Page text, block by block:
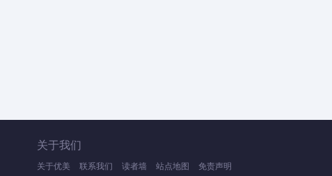
关于我们
关于优美 联系我们 读者墙 站点地图 免责声明